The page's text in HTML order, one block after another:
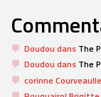
Doudou dans The
Doudou dans The
corinne Courveaulle